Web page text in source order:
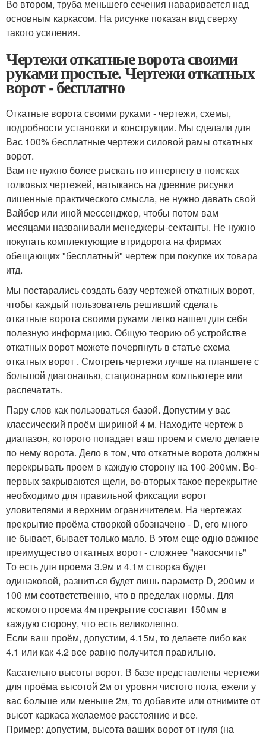
Во втором, труба меньшего сечения наваривается над
основным каркасом. На рисунке показан вид сверху
такого усиления.
Чертежи откатные ворота своими
руками простые. Чертежи откатных
ворот - бесплатно
Откатные ворота своими руками - чертежи, схемы,
подробности установки и конструкции. Мы сделали для
Вас 100% бесплатные чертежи силовой рамы откатных
ворот.
Вам не нужно более рыскать по интернету в поисках
толковых чертежей, натыкаясь на древние рисунки
лишенные практического смысла, не нужно давать свой
Вайбер или иной мессенджер, чтобы потом вам
месяцами названивали менеджеры-сектанты. Не нужно
покупать комплектующие втридорога на фирмах
обещающих "бесплатный" чертеж при покупке их товара
итд.
Мы постарались создать базу чертежей откатных ворот,
чтобы каждый пользователь решивший сделать
откатные ворота своими руками легко нашел для себя
полезную информацию. Общую теорию об устройстве
откатных ворот можете почерпнуть в статье схема
откатных ворот . Смотреть чертежи лучше на планшете с
большой диагональю, стационарном компьютере или
распечатать.
Пару слов как пользоваться базой. Допустим у вас
классический проём шириной 4 м. Находите чертеж в
диапазон, которого попадает ваш проем и смело делаете
по нему ворота. Дело в том, что откатные ворота должны
перекрывать проем в каждую сторону на 100-200мм. Во-
первых закрываются щели, во-вторых такое перекрытие
необходимо для правильной фиксации ворот
уловителями и верхним ограничителем. На чертежах
прекрытие проёма створкой обозначено - D, его много
не бывает, бывает только мало. В этом еще одно важное
преимущество откатных ворот - сложнее "накосячить"
То есть для проема 3.9м и 4.1м створка будет
одинаковой, разниться будет лишь параметр D, 200мм и
100 мм соответственно, что в пределах нормы. Для
искомого проема 4м прекрытие составит 150мм в
каждую сторону, что есть великолепно.
Если ваш проём, допустим, 4.15м, то делаете либо как
4.1 или как 4.2 все равно получится правильно.
Касательно высоты ворот. В базе представлены чертежи
для проёма высотой 2м от уровня чистого пола, ежели у
вас больше или меньше 2м, то добавите или отнимите от
высот каркаса желаемое расстояние и все.
Пример: допустим, высота ваших ворот от нуля (на